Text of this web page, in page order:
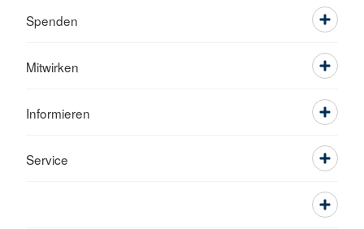
Spenden
Mitwirken
Informieren
Service